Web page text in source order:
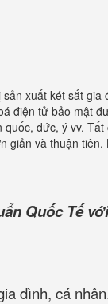
xuất két sắt gia
điện tử bảo mật
đức, ý vv. Tất
giản và thuận tiên.
Quốc Tế
đình, cá